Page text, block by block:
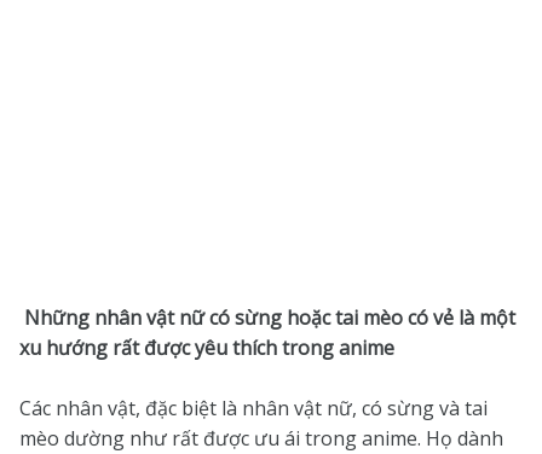
Những nhân vật nữ có sừng hoặc tai mèo có vẻ là một
xu hướng rất được yêu thích trong anime
Các nhân vật, đặc biệt là nhân vật nữ, có sừng và tai
mèo dường như rất được ưu ái trong anime. Họ dành